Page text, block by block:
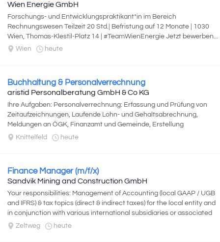
Wien Energie GmbH
Forschungs- und Entwicklungspraktikant*in im Bereich
Rechnungswesen Teilzeit 20 Std.| Befristung auf 12 Monate | 1030
Wien, Thomas-Klestil-Platz 14 | #TeamWienEnergie Jetzt bewerben...
Wien
heute
Buchhaltung & Personalverrechnung
aristid Personalberatung GmbH & Co KG
Ihre Aufgaben: Personalverrechnung: Erfassung und Prüfung von
Zeitaufzeichnungen, Laufende Lohn- und Gehaltsabrechnung,
Meldungen an ÖGK, Finanzamt und Gemeinde, Erstellung
personalbezogener Dokumente und...
Knittelfeld heute
Finance Manager (m/f/x)
Sandvik Mining and Construction GmbH
Your responsibilities: Management of Accounting (local GAAP / UGB
and IFRS) & tax topics (direct & indirect taxes) for the local entity and
in conjunction with various international subsidiaries or associated
entities. Directing...
Zeltweg heute